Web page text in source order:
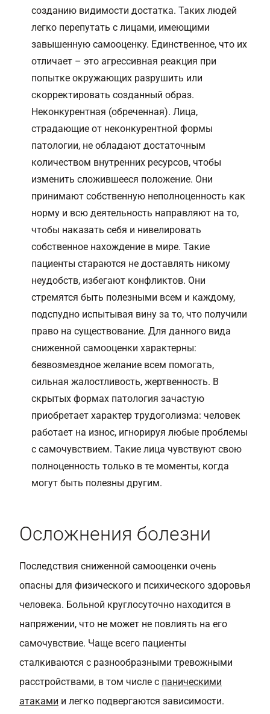
созданию видимости достатка. Таких людей
легко перепутать с лицами, имеющими
завышенную самооценку. Единственное, что их
отличает – это агрессивная реакция при
попытке окружающих разрушить или
скорректировать созданный образ.
Неконкурентная (обреченная). Лица,
страдающие от неконкурентной формы
патологии, не обладают достаточным
количеством внутренних ресурсов, чтобы
изменить сложившееся положение. Они
принимают собственную неполноценность как
норму и всю деятельность направляют на то,
чтобы наказать себя и нивелировать
собственное нахождение в мире. Такие
пациенты стараются не доставлять никому
неудобств, избегают конфликтов. Они
стремятся быть полезными всем и каждому,
подспудно испытывая вину за то, что получили
право на существование. Для данного вида
сниженной самооценки характерны:
безвозмездное желание всем помогать,
сильная жалостливость, жертвенность. В
скрытых формах патология зачастую
приобретает характер трудоголизма: человек
работает на износ, игнорируя любые проблемы
с самочувствием. Такие лица чувствуют свою
полноценность только в те моменты, когда
могут быть полезны другим.
Осложнения болезни
Последствия сниженной самооценки очень
опасны для физического и психического здоровья
человека. Больной круглосуточно находится в
напряжении, что не может не повлиять на его
самочувствие. Чаще всего пациенты
сталкиваются с разнообразными тревожными
расстройствами, в том числе с паническими
атаками и легко подвергаются зависимости.